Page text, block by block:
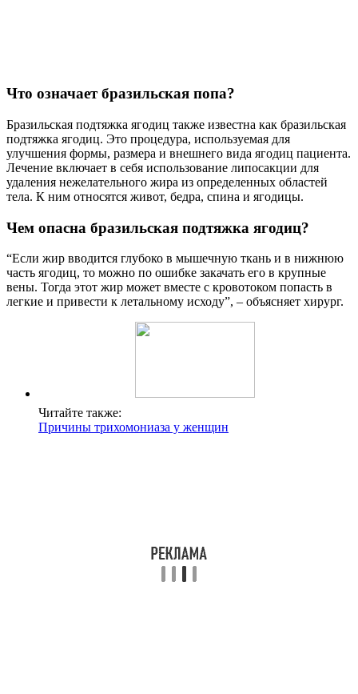
Что означает бразильская попа?
Бразильская подтяжка ягодиц также известна как бразильская
подтяжка ягодиц. Это процедура, используемая для
улучшения формы, размера и внешнего вида ягодиц пациента.
Лечение включает в себя использование липосакции для
удаления нежелательного жира из определенных областей
тела. К ним относятся живот, бедра, спина и ягодицы.
Чем опасна бразильская подтяжка ягодиц?
“Если жир вводится глубоко в мышечную ткань и в нижнюю
часть ягодиц, то можно по ошибке закачать его в крупные
вены. Тогда этот жир может вместе с кровотоком попасть в
легкие и привести к летальному исходу”, – объясняет хирург.
Читайте также:
Причины трихомониаза у женщин